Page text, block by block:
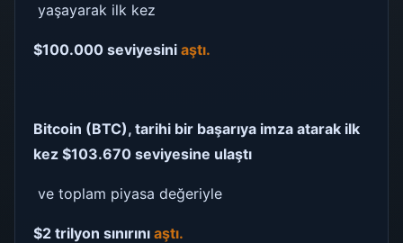
yaşayarak ilk kez
$100.000 seviyesini aştı.
Bitcoin (BTC), tarihi bir başarıya imza atarak ilk
kez $103.670 seviyesine ulaştı
ve toplam piyasa değeriyle
$2 trilyon sınırını aştı.